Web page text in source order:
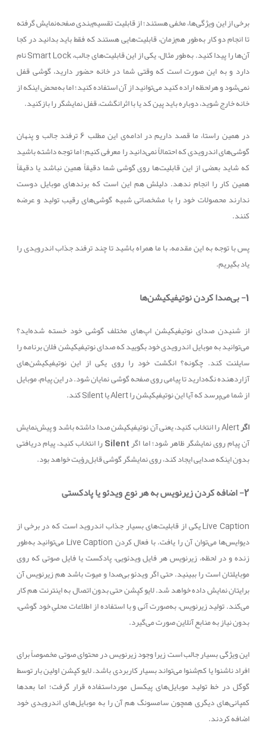
برخی از این ویژگی‌ها، مخفی هستند؛ از قابلیت تقسیم‌بندی صفحه‌نمایش گرفته
تا انجام دو کار به‌طور هم‌زمان، قابلیت‌هایی هستند که فقط باید بدانید در کجا
آن‌ها را پیدا کنید. به‌طور مثال، یکی از این قابلیت‌های جالب،Smart Lockنام
دارد و به این صورت است که وقتی شما در خانه حضور دارید، گوشی قفل
نمی‌شود و هرلحظه اراده کنید می‌توانید از آن استفاده کنید؛ اما به‌محض اینکه از
خانه خارج شوید، دوباره باید پین کد یا با اثرانگشت، قفل نمایشگر را بازکنید.
در همین راستا، ما قصد داریم در ادامه‌ی این مطلب 6 ترفند جالب و پنهان
گوشی‌های اندرویدی که احتمالاً نمی‌دانید را معرفی کنیم؛ اما توجه داشته باشید
که شاید بعضی از این قابلیت‌ها روی گوشی شما دقیقاً همین نباشد یا دقیقاً
همین کار را انجام ندهد. دلیلش هم این است که برندهای موبایل دوست
ندارند محصولات خود را با مشخصاتی شبیه گوشی‌های رقیب تولید و عرضه
کنند.
پس با توجه به این مقدمه، با ما همراه باشید تا چند ترفند جذاب اندرویدی را
یاد بگیریم.
1- بی‌صدا کردن نوتیفیکیشن‌ها
از شنیدن صدای نوتیفیکیشن اپ‌های مختلف گوشی خود خسته شده‌اید؟
می‌توانید به موبایل اندرویدی خود بگویید که صدای نوتیفیکیشن‌ فلان برنامه را
سایلنت کند. چگونه؟ انگشت خود را روی یکی از این نوتیفیکیشن‌های
آزاردهنده نگه‌دارید تا پیامی روی صفحه گوشی نمایان شود. در این پیام، موبایل
از شما می‌پرسد که آیا این نوتیفیکیشن راAlertیاSilentکند.
اگرAlertرا انتخاب کنید، یعنی آن نوتیفیکیشن صدا داشته باشد و پیش‌نمایش
آن پیام روی نمایشگر ظاهر شود؛ اما اگرSilentرا انتخاب کنید، پیام دریافتی
بدون اینکه صدایی ایجاد کند، روی نمایشگر گوشی قابل‌رؤیت خواهد بود.
2- اضافه کردن زیرنویس به هر نوع ویدئو یا پادکستی
Live Captionیکی از قابلیت‌های بسیار جذاب اندروید است که در برخی از
دیوایس‌ها می‌توان آن را یافت. با فعال کردنLive Captionمی‌توانید به‌طور
زنده و در لحظه، زیرنویس هر فایل ویدئویی، پادکست یا فایل صوتی که روی
موبایلتان است را ببینید. حتی اگر ویدئو بی‌صدا و میوت باشد هم زیرنویس آن
برایتان نمایش داده خواهد شد. لایو کپشن حتی بدون اتصال به اینترنت هم کار
می‌کند. تولید زیرنویس، به‌صورت آنی و با استفاده از اطلاعات محلیِ خود گوشی،
بدون نیاز به منابع آنلاین صورت می‌گیرد.
این ویژگی بسیار جالب است زیرا وجود زیرنویس در محتوای صوتی مخصوصاً برای
افراد ناشنوا یا کم‌شنوا می‌تواند بسیار کاربردی باشد. لایو کپشن اولین بار توسط
گوگل در خط تولید موبایل‌های پیکسل مورداستفاده قرار گرفت؛ اما بعدها
کمپانی‌های دیگری همچون سامسونگ هم آن را به موبایل‌های اندرویدی خود
اضافه کردند.